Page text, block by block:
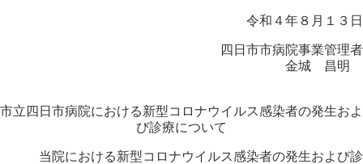
令和４年８月１３日
四日市市病院事業管理者
金城 昌明
市立四日市病院における新型コロナウイルス感染者の発生およ
び診療について
当院における新型コロナウイルス感染者の発生および診